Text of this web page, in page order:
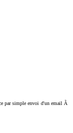
par simple envoi d'un email Ã